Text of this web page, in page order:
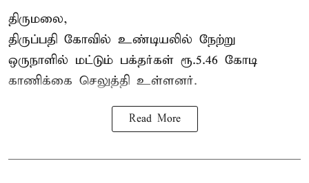
திருமலை,
திருப்பதி கோவில் உண்டியலில் நேற்று
ஒருநாளில் மட்டும் பக்தர்கள் ரூ.5.46 கோடி
காணிக்கை செலுத்தி உள்ளனர்.
Read More